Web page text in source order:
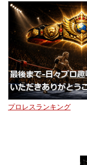
プロレスランキング